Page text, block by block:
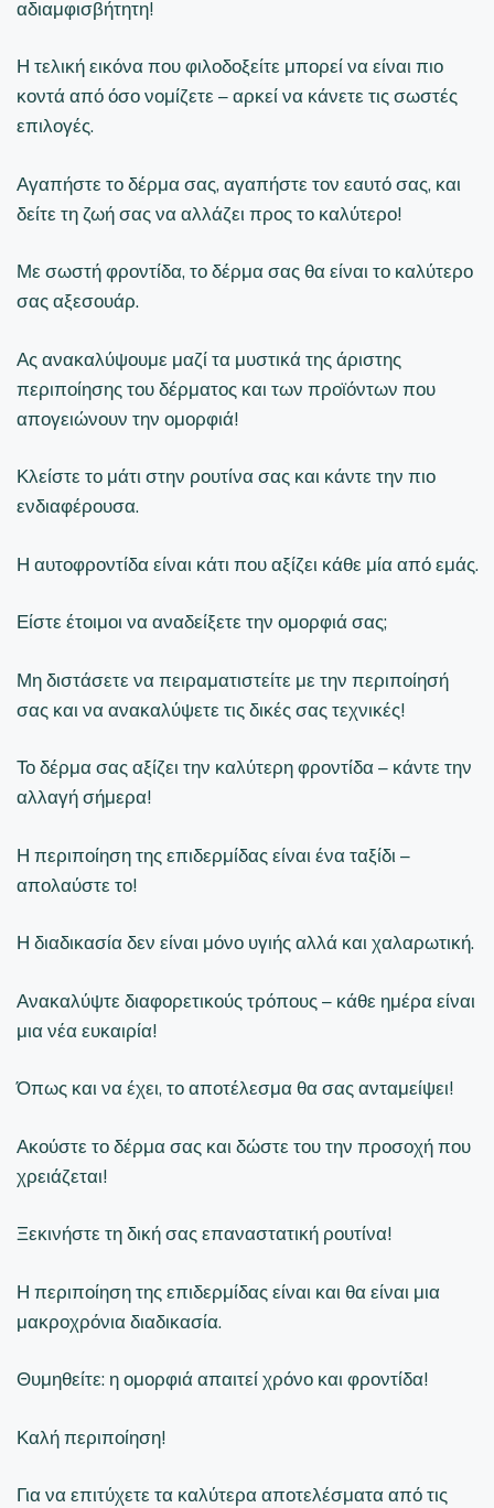
αδιαμφισβήτητη!
Η τελική εικόνα που φιλοδοξείτε μπορεί να είναι πιο
κοντά από όσο νομίζετε – αρκεί να κάνετε τις σωστές
επιλογές.
Αγαπήστε το δέρμα σας, αγαπήστε τον εαυτό σας, και
δείτε τη ζωή σας να αλλάζει προς το καλύτερο!
Με σωστή φροντίδα, το δέρμα σας θα είναι το καλύτερο
σας αξεσουάρ.
Ας ανακαλύψουμε μαζί τα μυστικά της άριστης
περιποίησης του δέρματος και των προϊόντων που
απογειώνουν την ομορφιά!
Κλείστε το μάτι στην ρουτίνα σας και κάντε την πιο
ενδιαφέρουσα.
Η αυτοφροντίδα είναι κάτι που αξίζει κάθε μία από εμάς.
Είστε έτοιμοι να αναδείξετε την ομορφιά σας;
Μη διστάσετε να πειραματιστείτε με την περιποίησή
σας και να ανακαλύψετε τις δικές σας τεχνικές!
Το δέρμα σας αξίζει την καλύτερη φροντίδα – κάντε την
αλλαγή σήμερα!
Η περιποίηση της επιδερμίδας είναι ένα ταξίδι –
απολαύστε το!
Η διαδικασία δεν είναι μόνο υγιής αλλά και χαλαρωτική.
Ανακαλύψτε διαφορετικούς τρόπους – κάθε ημέρα είναι
μια νέα ευκαιρία!
Όπως και να έχει, το αποτέλεσμα θα σας ανταμείψει!
Ακούστε το δέρμα σας και δώστε του την προσοχή που
χρειάζεται!
Ξεκινήστε τη δική σας επαναστατική ρουτίνα!
Η περιποίηση της επιδερμίδας είναι και θα είναι μια
μακροχρόνια διαδικασία.
Θυμηθείτε: η ομορφιά απαιτεί χρόνο και φροντίδα!
Καλή περιποίηση!
Για να επιτύχετε τα καλύτερα αποτελέσματα από τις